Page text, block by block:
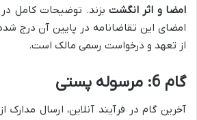
امضا و اثر انگشت بزند. توضیحات کامل
امضای این تقاضانامه در پایین آن درج
از تعهد و درخواست رسمی مالک است.
گام 6: مرسوله پستی
آخرین گام در فرآیند آنلاین، ارسال